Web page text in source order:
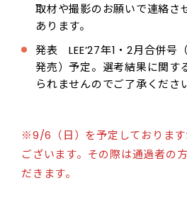
取材や撮影のお願いで連絡さ
あります。
発表 LEE’27年1・2月合併号
発売）予定。選考結果に関す
られませんのでご了承くださ
※9/6（日）を予定しております
ございます。その際は通過者の
だきます。